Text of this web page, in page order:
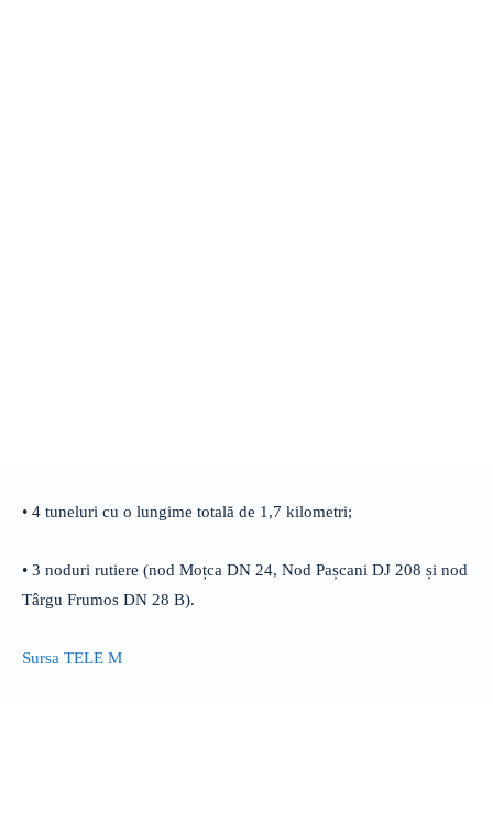
• 4 tuneluri cu o lungime totală de 1,7 kilometri;
• 3 noduri rutiere (nod Moțca DN 24, Nod Pașcani DJ 208 și nod
Târgu Frumos DN 28 B).
Sursa TELE M